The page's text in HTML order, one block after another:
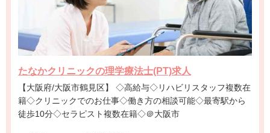
たなかクリニックの理学療法士(PT)求人
【大阪府/大阪市鶴見区】 ◇高給与◇リハビリスタッフ複数在
籍◇クリニックでのお仕事◇働き方の相談可能◇最寄駅から
徒歩10分◇セラピスト複数在籍◇＠大阪市